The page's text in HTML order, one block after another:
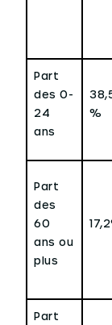
Part
des 0-
24
ans
%
Part
des
60
ans ou
plus
Part